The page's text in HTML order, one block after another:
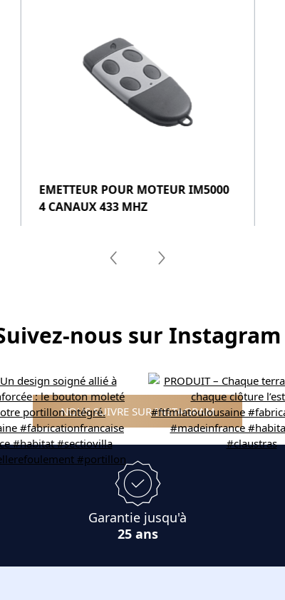
EMETTEUR POUR MOTEUR IM5000
4 CANAUX 433 MHZ
nous sur Instagram
NOUS SUIVRE SUR INSTAGRAM
Garantie jusqu'à
25 ans